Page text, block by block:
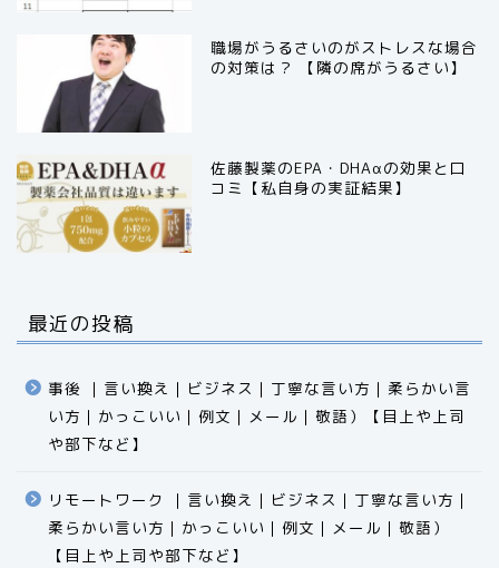
職場がうるさいのがストレスな場合
の対策は？ 【隣の席がうるさい】
佐藤製薬のEPA・DHAαの効果と口
コミ【私自身の実証結果】
最近の投稿
事後 ｜言い換え｜ビジネス｜丁寧な言い方｜柔らかい言
い方｜かっこいい｜例文｜メール｜敬語）【目上や上司
や部下など】​​​​​​​​​​​​​​​​
リモートワーク ｜言い換え｜ビジネス｜丁寧な言い方｜
柔らかい言い方｜かっこいい｜例文｜メール｜敬語）
【目上や上司や部下など】​​​​​​​​​​​​​​​​
食品